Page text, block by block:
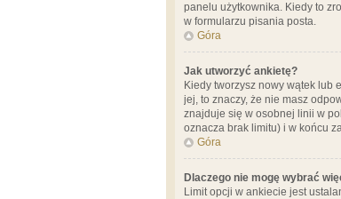
panelu użytkownika. Kiedy to
w formularzu pisania posta.
Góra
Jak utworzyć ankietę?
Kiedy tworzysz nowy wątek lub
jej, to znaczy, że nie masz
znajduje się w osobnej linii w
oznacza brak limitu) i w końcu
Góra
Dlaczego nie mogę wybrać
Limit opcji w ankiecie jest